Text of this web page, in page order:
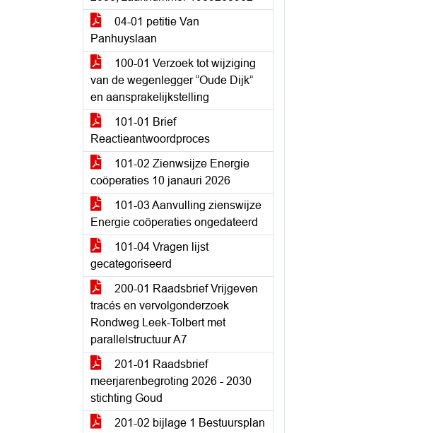
04-01 petitie Van
Panhuyslaan
100-01 Verzoek tot wijziging
van de wegenlegger “Oude Dijk”
en aansprakelijkstelling
101-01 Brief
Reactieantwoordproces
101-02 Zienwsijze Energie
coöperaties 10 janauri 2026
101-03 Aanvulling zienswijze
Energie coöperaties ongedateerd
101-04 Vragen lijst
gecategoriseerd
200-01 Raadsbrief Vrijgeven
tracés en vervolgonderzoek
Rondweg Leek-Tolbert met
parallelstructuur A7
201-01 Raadsbrief
meerjarenbegroting 2026 - 2030
stichting Goud
201-02 bijlage 1 Bestuursplan